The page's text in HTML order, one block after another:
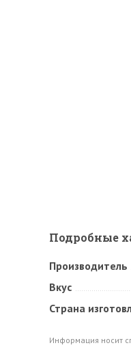
Подробные
Производитель
Вкус
Страна
Информация носит